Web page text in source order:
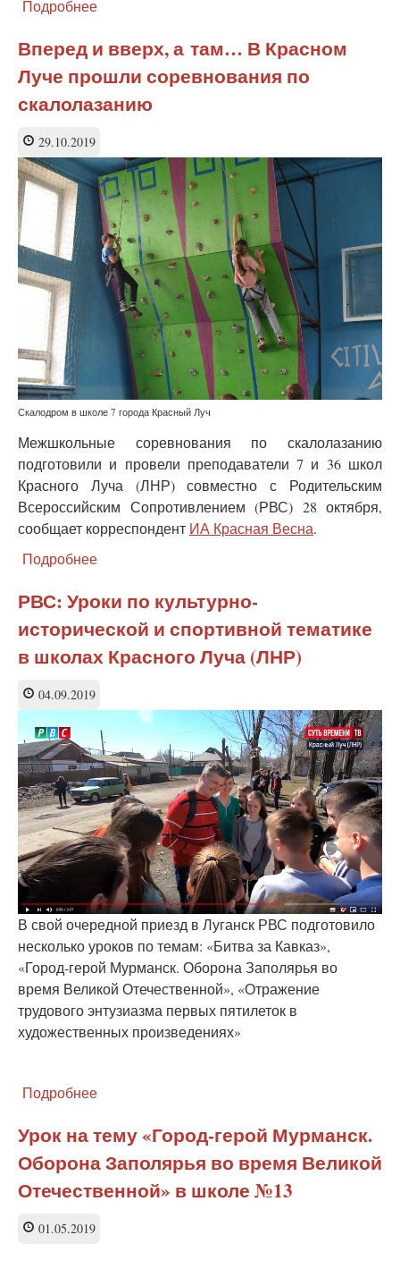
Подробнее
юношеский
конкурс
отзывов
фильмы
Отечественной
войне
Вперед и вверх, а там… В Красном
Луче прошли соревнования по
скалолазанию
29.10.2019
Скалодром в школе 7 города Красный Луч
Межшкольные соревнования по скалолазанию
подготовили и провели преподаватели 7 и 36 школ
Красного Луча (ЛНР) совместно с Родительским
Всероссийским Сопротивлением (РВС) 28 октября,
сообщает корреспондент ИА Красная Весна.
Подробнее
и
вверх,
а там…
Красном
соревнования
по
скалолазанию
РВС: Уроки по культурно-
исторической и спортивной тематике
в школах Красного Луча (ЛНР)
04.09.2019
В свой очередной приезд в Луганск РВС подготовило
несколько уроков по темам: «Битва за Кавказ»,
«Город-герой Мурманск. Оборона Заполярья во
время Великой Отечественной», «Отражение
трудового энтузиазма первых пятилеток в
художественных произведениях»
Подробнее
Уроки
по
культурно-
исторической
и
Урок на тему «Город-герой Мурманск.
Оборона Заполярья во время Великой
Отечественной» в школе №13
01.05.2019